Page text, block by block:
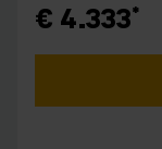
€ 4.333